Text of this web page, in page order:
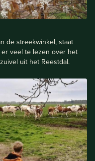
de streekwinkel, staat
veel te lezen over het
uit het Reestdal.